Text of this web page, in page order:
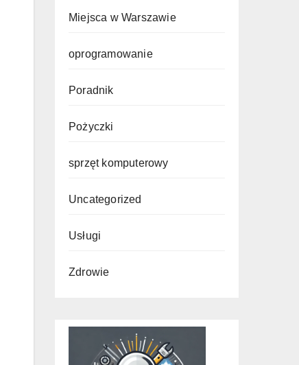
Miejsca w Warszawie
oprogramowanie
Poradnik
Pożyczki
sprzęt komputerowy
Uncategorized
Usługi
Zdrowie